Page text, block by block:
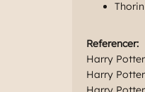
Thorin
Referencer:
Harry
Harry